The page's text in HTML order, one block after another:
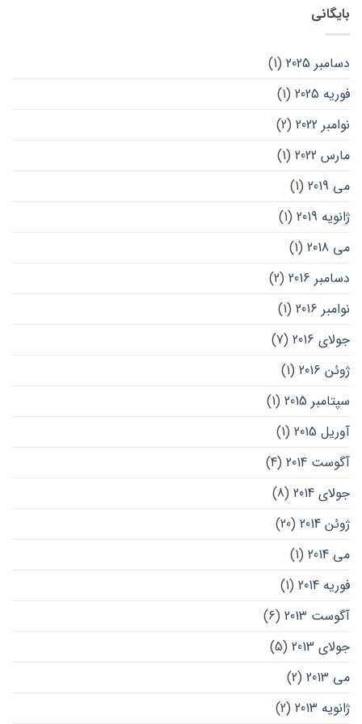
بایگانی
دسامبر 2025
(1)
فوریه 2025
(1)
نوامبر 2022
(2)
مارس 2022
(1)
می 2019
(1)
ژانویه 2019
(1)
می 2018
(1)
دسامبر 2016
(2)
نوامبر 2016
(1)
جولای 2016
(7)
ژوئن 2016
(1)
سپتامبر 2015
(1)
آوریل 2015
(1)
آگوست 2014
(4)
جولای 2014
(8)
ژوئن 2014
(20)
می 2014
(1)
فوریه 2014
(1)
آگوست 2013
(6)
جولای 2013
(5)
می 2013
(2)
ژانویه 2013
(2)